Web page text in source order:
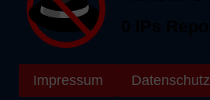
Impressum Datenschutz